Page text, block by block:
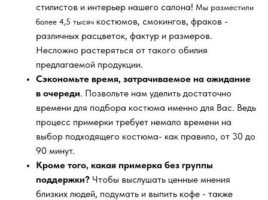
стилистов и интерьер нашего салона! Мы разместили
более 4,5 тысяч костюмов, смокингов, фраков -
различных расцветок, фактур и размеров.
Несложно растеряться от такого обилия
предлагаемой продукции.
Сэкономьте время, затрачиваемое на ожидание
в очереди. Позвольте нам уделить достаточно
времени для подбора костюма именно для Вас. Ведь
процесс примерки требует немало времени на
выбор подходящего костюма- как правило, от 30 до
90 минут.
Кроме того, какая примерка без группы
поддержки? Чтобы выслушать ценные мнения
близких людей, подумать и выпить кофе - также